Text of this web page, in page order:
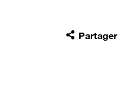
Partager